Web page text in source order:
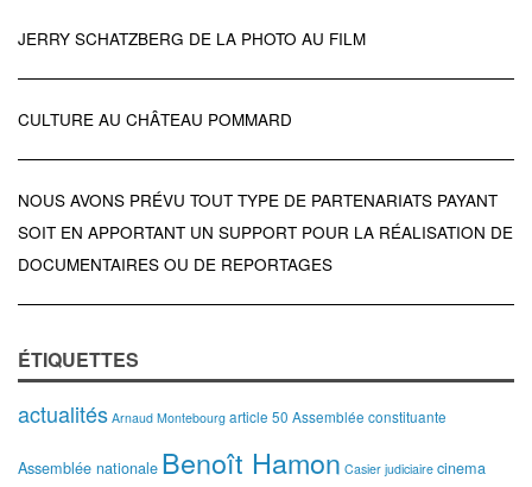
JERRY SCHATZBERG DE LA PHOTO AU FILM
CULTURE AU CHÂTEAU POMMARD
NOUS AVONS PRÉVU TOUT TYPE DE PARTENARIATS PAYANT
SOIT EN APPORTANT UN SUPPORT POUR LA RÉALISATION DE
DOCUMENTAIRES OU DE REPORTAGES
ÉTIQUETTES
actualités Arnaud Montebourg article 50 Assemblée constituante
Assemblée nationale Benoît Hamon Casier judiciaire cinema